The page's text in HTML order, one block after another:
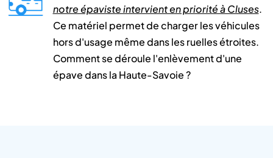
notre épaviste intervient en priorité à Cluses.
Ce matériel permet de charger les véhicules
hors d'usage même dans les ruelles étroites.
Comment se déroule l'enlèvement d'une
épave dans la Haute-Savoie ?